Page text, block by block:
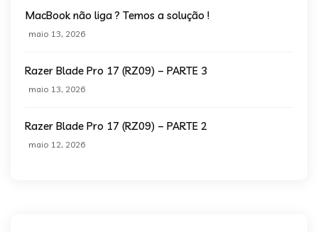
MacBook não liga ? Temos a solução !
maio 13, 2026
Razer Blade Pro 17 (RZ09) – PARTE 3
maio 13, 2026
Razer Blade Pro 17 (RZ09) – PARTE 2
maio 12, 2026